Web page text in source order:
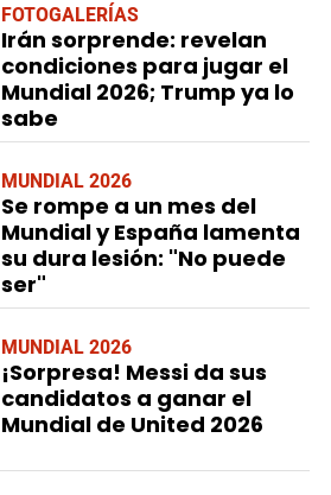
FOTOGALERÍAS
Irán sorprende: revelan
condiciones para jugar el
Mundial 2026; Trump ya lo
sabe
MUNDIAL 2026
Se rompe a un mes del
Mundial y España lamenta
su dura lesión: "No puede
ser"
MUNDIAL 2026
¡Sorpresa! Messi da sus
candidatos a ganar el
Mundial de United 2026